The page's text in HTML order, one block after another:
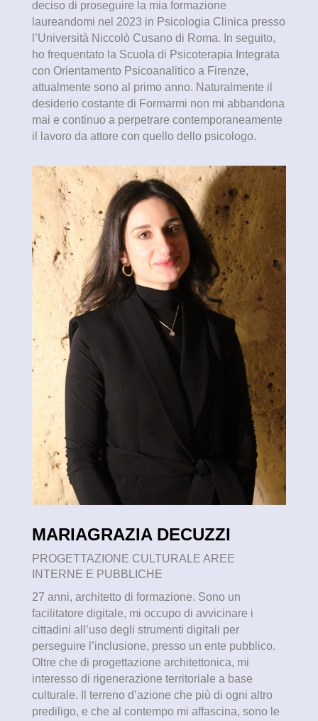
deciso di proseguire la mia formazione
laureandomi nel 2023 in Psicologia Clinica presso
l’Università Niccolò Cusano di Roma. In seguito,
ho frequentato la Scuola di Psicoterapia Integrata
con Orientamento Psicoanalitico a Firenze,
attualmente sono al primo anno. Naturalmente il
desiderio costante di Formarmi non mi abbandona
mai e continuo a perpetrare contemporaneamente
il lavoro da attore con quello dello psicologo.
MARIAGRAZIA DECUZZI
PROGETTAZIONE CULTURALE AREE
INTERNE E PUBBLICHE
27 anni, architetto di formazione. Sono un
facilitatore digitale, mi occupo di avvicinare i
cittadini all’uso degli strumenti digitali per
perseguire l’inclusione, presso un ente pubblico.
Oltre che di progettazione architettonica, mi
interesso di rigenerazione territoriale a base
culturale. Il terreno d’azione che più di ogni altro
prediligo, e che al contempo mi affascina, sono le